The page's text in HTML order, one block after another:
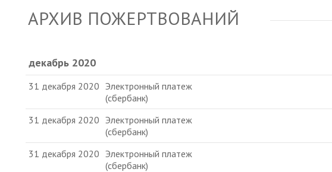
АРХИВ ПОЖЕРТВОВАНИЙ
декабрь 2020
31 декабря 2020 Электронный платеж
(сбербанк)
31 декабря 2020 Электронный платеж
(сбербанк)
31 декабря 2020 Электронный платеж
(сбербанк)